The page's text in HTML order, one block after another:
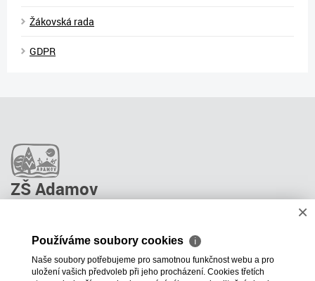
Žákovská rada
GDPR
ZŠ Adamov
Stravování
ŠPP Poradenství
×
Používáme soubory cookies ℹ
Naše soubory potřebujeme pro samotnou funkčnost webu a pro
uložení vašich předvoleb při jeho procházení. Cookies třetích